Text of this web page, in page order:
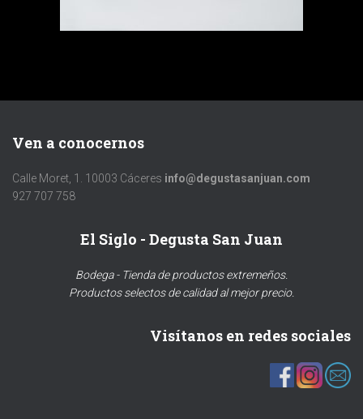
Ven a conocernos
Calle Moret, 1. 10003 Cáceres info@degustasanjuan.com
927 707 758
El Siglo - Degusta San Juan
Bodega - Tienda de productos extremeños.
Productos selectos de calidad al mejor precio.
Visítanos en redes sociales